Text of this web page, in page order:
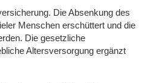
Die Absenkung des
Menschen erschüttert und die
Die gesetzliche
Altersversorgung ergänzt